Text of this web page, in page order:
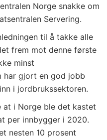
Norge snakke om
Servering.
til å takke alle
frem mot denne første
minst
har gjort en god jobb
i jordbrukssektoren.
i Norge ble det kastet
per innbygger i 2020.
nesten 10 prosent